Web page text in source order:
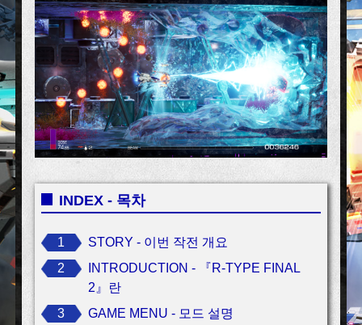
INDEX - 목차
1
STORY - 이번 작전 개요
2
INTRODUCTION - 『R-TYPE FINAL
2』란
3
GAME MENU - 모드 설명